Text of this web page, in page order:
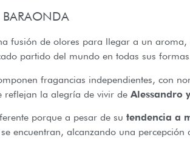
BARAONDA
fusión de olores para llegar a un
partido del mundo en todas sus
fragancias independientes, con
reflejan la alegría de vivir de Alessandro
porque a pesar de su tendencia a
encuentran, alcanzando una